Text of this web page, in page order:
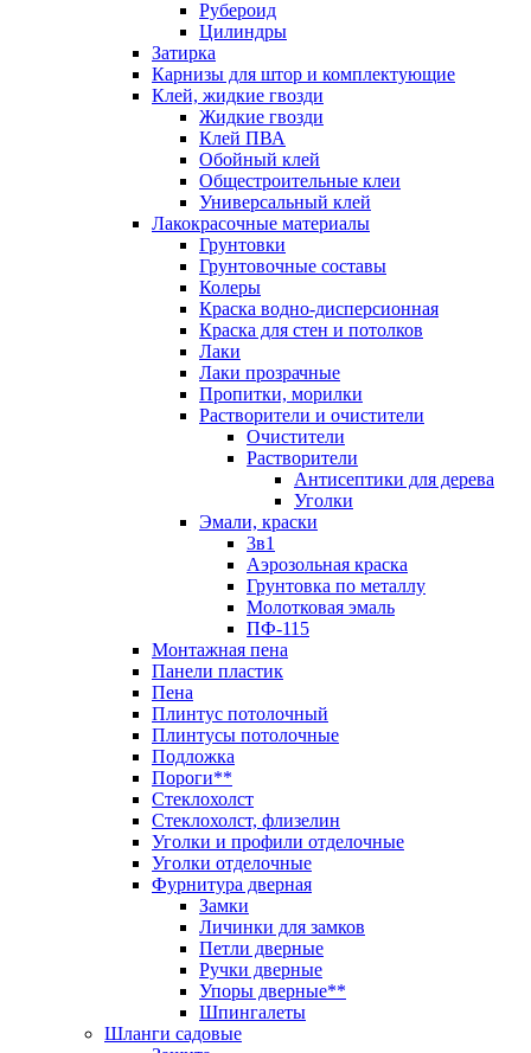
Рубероид
Цилиндры
Затирка
Карнизы для штор и комплектующие
Клей, жидкие гвозди
Жидкие гвозди
Клей ПВА
Обойный клей
Общестроительные клеи
Универсальный клей
Лакокрасочные материалы
Грунтовки
Грунтовочные составы
Колеры
Краска водно-дисперсионная
Краска для стен и потолков
Лаки
Лаки прозрачные
Пропитки, морилки
Растворители и очистители
Очистители
Растворители
Антисептики для дерева
Уголки
Эмали, краски
3в1
Аэрозольная краска
Грунтовка по металлу
Молотковая эмаль
ПФ-115
Монтажная пена
Панели пластик
Пена
Плинтус потолочный
Плинтусы потолочные
Подложка
Пороги**
Стеклохолст
Стеклохолст, флизелин
Уголки и профили отделочные
Уголки отделочные
Фурнитура дверная
Замки
Личинки для замков
Петли дверные
Ручки дверные
Упоры дверные**
Шпингалеты
Шланги садовые